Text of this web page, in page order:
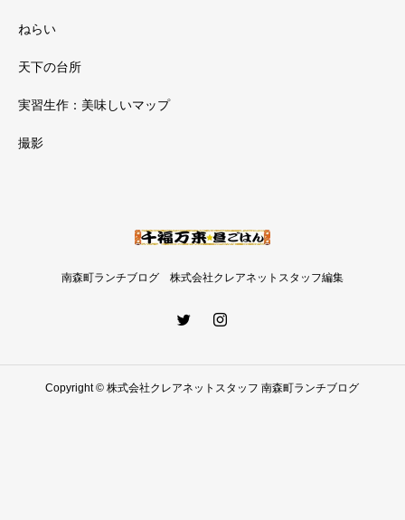
ねらい
天下の台所
実習生作：美味しいマップ
撮影
南森町ランチブログ 株式会社クレアネットスタッフ編集
Copyright © 株式会社クレアネットスタッフ 南森町ランチブログ